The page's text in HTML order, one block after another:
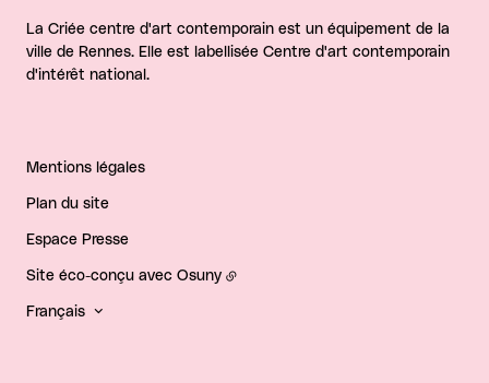
La Criée centre d'art contemporain est un équipement de la
ville de Rennes. Elle est labellisée Centre d'art contemporain
d'intérêt national.
Mentions légales
Plan du site
Espace Presse
Site éco-conçu avec Osuny
Français